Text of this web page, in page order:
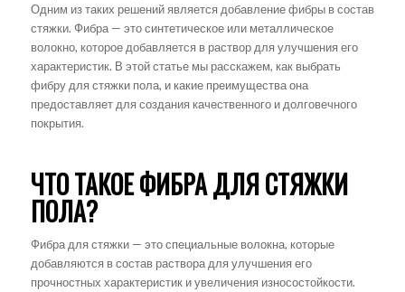
Одним из таких решений является добавление фибры в состав
стяжки. Фибра — это синтетическое или металлическое
волокно, которое добавляется в раствор для улучшения его
характеристик. В этой статье мы расскажем, как выбрать
фибру для стяжки пола, и какие преимущества она
предоставляет для создания качественного и долговечного
покрытия.
ЧТО ТАКОЕ ФИБРА ДЛЯ СТЯЖКИ
ПОЛА?
Фибра для стяжки — это специальные волокна, которые
добавляются в состав раствора для улучшения его
прочностных характеристик и увеличения износостойкости.